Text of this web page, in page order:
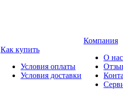
Как купить
Условия оплаты
Условия доставки
Компания
О нас